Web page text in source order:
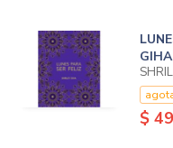
GIHA
$